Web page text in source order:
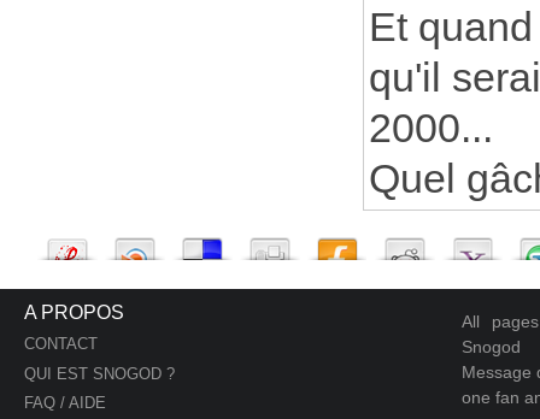
Et
qu'il
2000...
Quel
A PROPOS
CONTACT
QUI EST SNOGOD ?
FAQ / AIDE
All
Snogod
Message
one fan